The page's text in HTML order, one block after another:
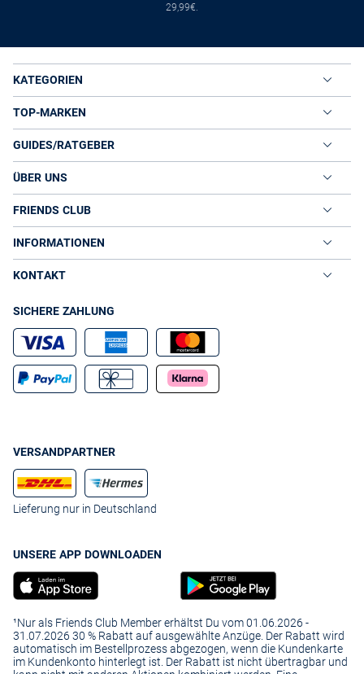
29,99€.
KATEGORIEN
TOP-MARKEN
GUIDES/RATGEBER
ÜBER UNS
FRIENDS CLUB
INFORMATIONEN
KONTAKT
SICHERE ZAHLUNG
VERSANDPARTNER
Lieferung nur in Deutschland
UNSERE APP DOWNLOADEN
¹Nur als Friends Club Member erhältst Du vom 01.06.2026 -
31.07.2026 30 % Rabatt auf ausgewählte Anzüge. Der Rabatt wird
automatisch im Bestellprozess abgezogen, wenn die Kundenkarte
im Kundenkonto hinterlegt ist. Der Rabatt ist nicht übertragbar und